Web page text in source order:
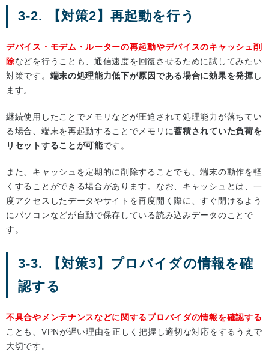
3-2. 【対策2】再起動を行う
デバイス・モデム・ルーターの再起動やデバイスのキャッシュ削
除などを行うことも、通信速度を回復させるために試してみたい
対策です。 端末の処理能力低下が原因である場合に効果を発揮 し
ます。
継続使用したことでメモリなどが圧迫されて処理能力が落ちてい
る場合、端末を再起動することでメモリに蓄積されていた負荷を
リセットすることが可能です。
また、キャッシュを定期的に削除することでも、端末の動作を軽
くすることができる場合があります。なお、キャッシュとは、一
度アクセスしたデータやサイトを再度開く際に、すぐ開けるよう
にパソコンなどが自動で保存している読み込みデータのことで
す。
3-3. 【対策3】プロバイダの情報を確
認する
不具合やメンテナンスなどに関するプロバイダの情報を確認する
ことも、VPNが遅い理由を正しく把握し適切な対応をするうえで
大切です。